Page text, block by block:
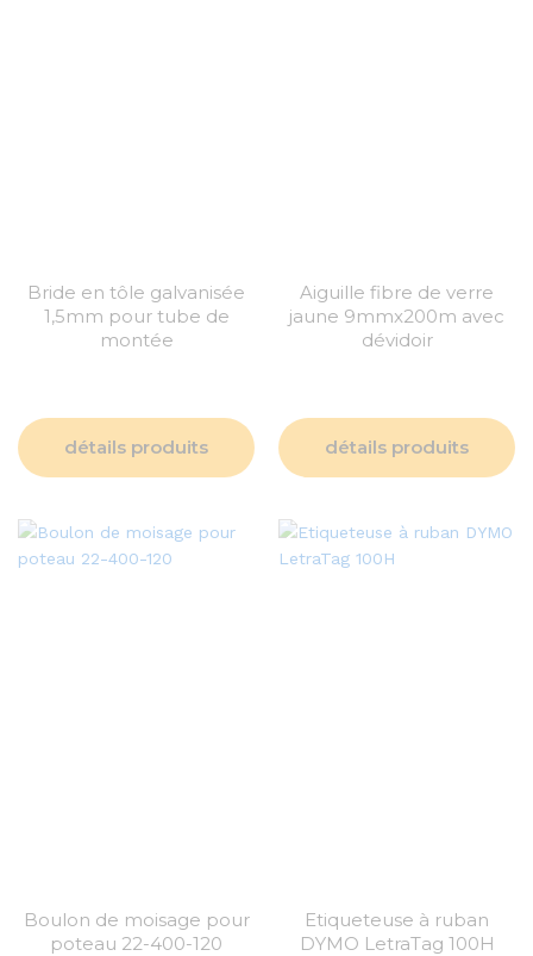
Bride en tôle galvanisée
1,5mm pour tube de
montée
détails produits
Aiguille fibre de verre
jaune 9mmx200m avec
dévidoir
détails produits
Boulon de moisage pour
poteau 22-400-120
Etiqueteuse à ruban
DYMO LetraTag 100H